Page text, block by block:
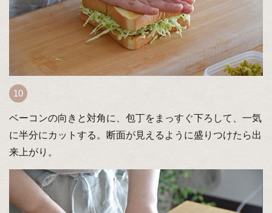
ベーコンの向きと対角に、包丁をまっすぐ下ろして、一気
に半分にカットする。断面が見えるように盛りつけたら出
来上がり。